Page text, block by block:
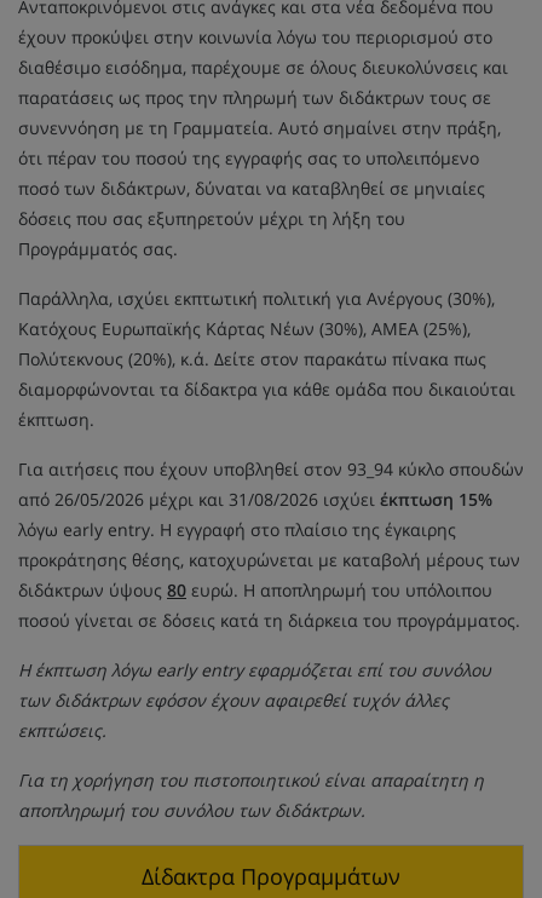
Ανταποκρινόμενοι στις ανάγκες και στα νέα δεδομένα που
έχουν προκύψει στην κοινωνία λόγω του περιορισμού στο
διαθέσιμο εισόδημα, παρέχουμε σε όλους διευκολύνσεις και
παρατάσεις ως προς την πληρωμή των διδάκτρων τους σε
συνεννόηση με τη Γραμματεία. Αυτό σημαίνει στην πράξη,
ότι πέραν του ποσού της εγγραφής σας το υπολειπόμενο
ποσό των διδάκτρων, δύναται να καταβληθεί σε μηνιαίες
δόσεις που σας εξυπηρετούν μέχρι τη λήξη του
Προγράμματός σας.
Παράλληλα, ισχύει εκπτωτική πολιτική για Ανέργους (30%),
Κατόχους Ευρωπαϊκής Κάρτας Νέων (30%), ΑΜΕΑ (25%),
Πολύτεκνους (20%), κ.ά. Δείτε στον παρακάτω πίνακα πως
διαμορφώνονται τα δίδακτρα για κάθε ομάδα που δικαιούται
έκπτωση.
Για αιτήσεις που έχουν υποβληθεί στον 93_94 κύκλο σπουδών
από 26/05/2026 μέχρι και 31/08/2026 ισχύει έκπτωση 15%
λόγω early entry. Η εγγραφή στο πλαίσιο της έγκαιρης
προκράτησης θέσης, κατοχυρώνεται με καταβολή μέρους των
διδάκτρων ύψους 80 ευρώ. Η αποπληρωμή του υπόλοιπου
ποσού γίνεται σε δόσεις κατά τη διάρκεια του προγράμματος.
Η έκπτωση λόγω early entry εφαρμόζεται επί του συνόλου
των διδάκτρων εφόσον έχουν αφαιρεθεί τυχόν άλλες
εκπτώσεις.
Για τη χορήγηση του πιστοποιητικού είναι απαραίτητη η
αποπληρωμή του συνόλου των διδάκτρων.
Δίδακτρα Προγραμμάτων